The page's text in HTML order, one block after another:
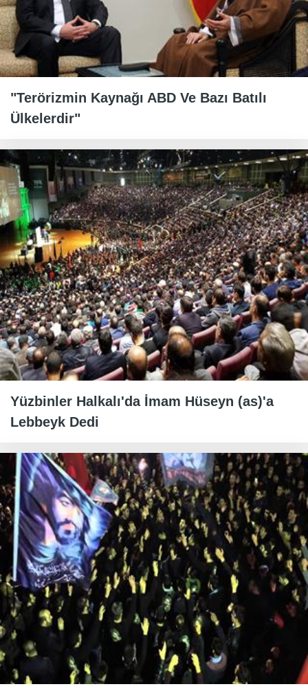
"Terörizmin Kaynağı ABD Ve Bazı Batılı
Ülkelerdir"
Yüzbinler Halkalı'da İmam Hüseyn (as)'a
Lebbeyk Dedi